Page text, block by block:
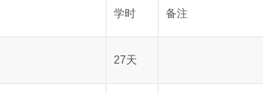
学时 备注
27天